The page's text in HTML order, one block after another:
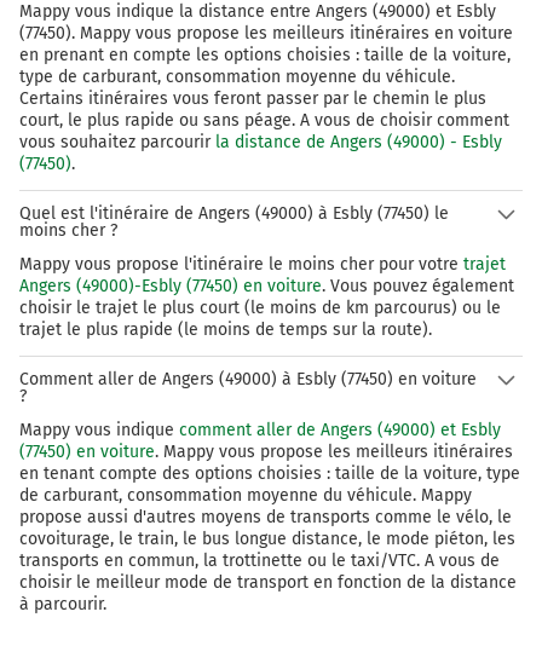
Parcs Disneyland
Gare TGV
Échangeur de Bailly-Romainvilliers
Avenue Paul Séramy
Prendre à droite et rejoindre D344 (Avenue Paul
Marne-la-Vallée-Val d'Europe
Chessy
Coupvray
Magny-le-Hongre
Centre Urbain Val d'Europe
Prendre à droite et rejoindre D344 (La Méridienne).
Continuer sur 2,3 kilomètres
Chessy
326 km
Mappy vous indique la distance entre Angers (49000) et Esbly
(77450). Mappy vous propose les meilleurs itinéraires en voiture
en prenant en compte les options choisies : taille de la voiture,
type de carburant, consommation moyenne du véhicule.
Certains itinéraires vous feront passer par le chemin le plus
court, le plus rapide ou sans péage. A vous de choisir comment
vous souhaitez parcourir la distance de Angers (49000) - Esbly
(77450).
Quel est l'itinéraire de Angers (49000) à Esbly (77450) le
moins cher ?
Mappy vous propose l'itinéraire le moins cher pour votre trajet
Angers (49000)-Esbly (77450) en voiture. Vous pouvez également
choisir le trajet le plus court (le moins de km parcourus) ou le
trajet le plus rapide (le moins de temps sur la route).
Comment aller de Angers (49000) à Esbly (77450) en voiture
?
Mappy vous indique comment aller de Angers (49000) et Esbly
(77450) en voiture. Mappy vous propose les meilleurs itinéraires
en tenant compte des options choisies : taille de la voiture, type
de carburant, consommation moyenne du véhicule. Mappy
propose aussi d'autres moyens de transports comme le vélo, le
covoiturage, le train, le bus longue distance, le mode piéton, les
transports en commun, la trottinette ou le taxi/VTC. A vous de
choisir le meilleur mode de transport en fonction de la distance
à parcourir.